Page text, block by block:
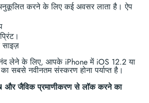
करने के लिए कई अवसर लाता है। ऐप
साइज़
लेने के लिए, आपके iPhone में iOS 12.2 या
सबसे नवीनतम संस्करण होना पर्याप्त है।
और जैविक प्रमाणीकरण से लॉक करने का